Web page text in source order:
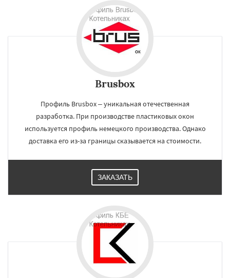
Brusbox
Профиль Brusbox – уникальная отечественная
разработка. При производстве пластиковых окон
используется профиль немецкого производства. Однако
доставка его из-за границы сказывается на стоимости.
ЗАКАЗАТЬ